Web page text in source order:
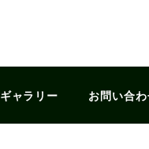
ギャラリー お問い合